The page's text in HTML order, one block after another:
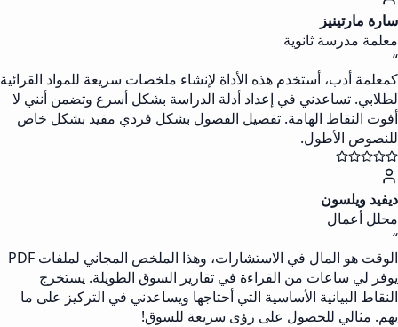
سارة مارتينيز
معلمة مدرسة ثانوية
“
كمعلمة أدب، أستخدم هذه الأداة لإنشاء ملخصات سريعة للمواد القرائية
لطلابي. تساعدني في إعداد أدلة الدراسة بشكل أسرع وتضمن أنني لا
أفوت النقاط الهامة. تفصيل الفصول بشكل فردي مفيد بشكل خاص
للنصوص الأطول.
ديفيد ويلسون
محلل أعمال
“
الوقت هو المال في الاستشارات، وهذا الملخص المجاني لملفات PDF
يوفر لي ساعات من القراءة في تقارير السوق الطويلة. يستخرج
النقاط البيانية الأساسية التي أحتاجها ويساعدني في التركيز على ما
يهم. مثالي للحصول على رؤى سريعة للسوق!